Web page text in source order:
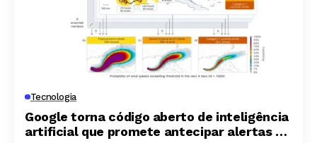
Tecnologia
Google torna código aberto de inteligência
artificial que promete antecipar alertas de